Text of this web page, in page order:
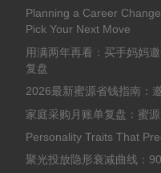
Planning a Career
Pick Your Next Move
用满两年再看：买手妈妈
复盘
2026最新蜜源省钱指南：
家庭采购月账单复盘：蜜
Personality Traits That
聚光投放隐形衰减曲线：